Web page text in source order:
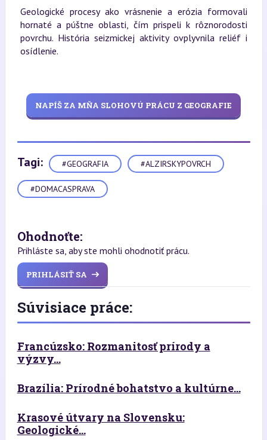
Geologické procesy ako vrásnenie a erózia formovali
hornaté a púštne oblasti, čím prispeli k rôznorodosti
povrchu. História seizmickej aktivity ovplyvnila reliéf i
osídlenie.
NAPÍŠ ZA MŇA SLOHOVÚ PRÁCU Z GEOGRAFIE
Tagi: #GEOGRAFIA #ALZIRSKYPOVRCH
#DOMACASPRAVA
Ohodnoťte:
Prihláste sa, aby ste mohli ohodnotiť prácu.
PRIHLÁSIŤ SA
Súvisiace práce:
Francúzsko: Rozmanitosť prírody a
výzvy...
Brazília: Prírodné bohatstvo a kultúrne...
Krasové útvary na Slovensku:
Geologické...